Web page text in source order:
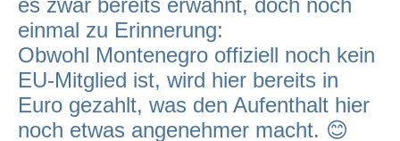
es zwar bereits erwähnt, doch noch
einmal zu Erinnerung:
Obwohl Montenegro offiziell noch kein
EU-Mitglied ist, wird hier bereits in
Euro gezahlt, was den Aufenthalt hier
noch etwas angenehmer macht. 😊